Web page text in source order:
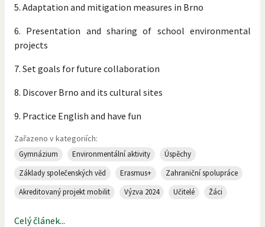
5. Adaptation and mitigation measures in Brno
6. Presentation and sharing of school environmental
projects
7. Set goals for future collaboration
8. Discover Brno and its cultural sites
9. Practice English and have fun
Zařazeno v kategoriích:
Gymnázium Environmentální aktivity
Úspěchy
Základy společenských věd
Erasmus+
Zahraniční spolupráce
Akreditovaný projekt mobilit
Výzva 2024 Učitelé Žáci
Celý článek...